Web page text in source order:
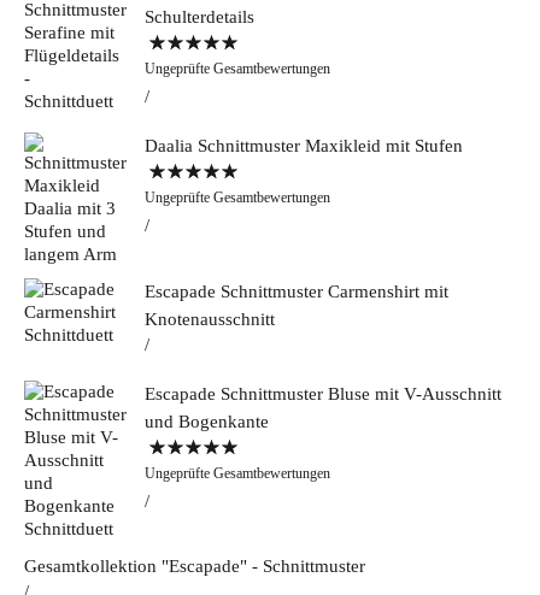
Schulterdetails
Bewertet mit
5.00von 5
Ungeprüfte Gesamtbewertungen
Daalia Schnittmuster Maxikleid mit Stufen
Bewertet mit
5.00von 5
Ungeprüfte Gesamtbewertungen
Escapade Schnittmuster Carmenshirt mit
Knotenausschnitt
Escapade Schnittmuster Bluse mit V-Ausschnitt
und Bogenkante
Bewertet mit
5.00von 5
Ungeprüfte Gesamtbewertungen
Gesamtkollektion "Escapade" - Schnittmuster